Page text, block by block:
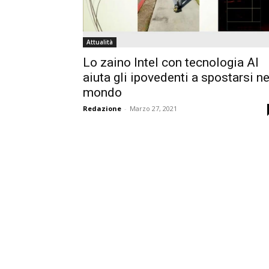
Attualità
Lo zaino Intel con tecnologia AI
aiuta gli ipovedenti a spostarsi
mondo
Redazione - Marzo 27, 2021